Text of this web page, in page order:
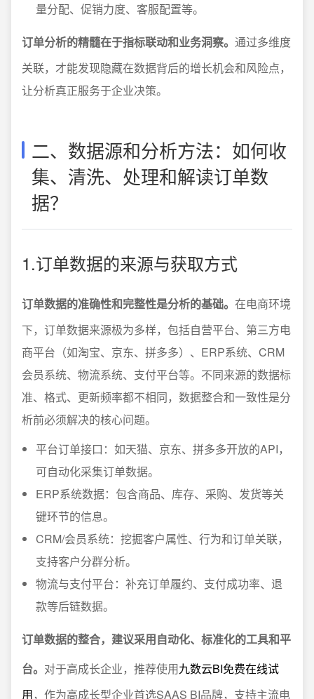
量分配、促销力度、客服配置等。
订单分析的精髓在于指标联动和业务洞察。 通过多维度
关联，才能发现隐藏在数据背后的增长机会和风险点，
让分析真正服务于企业决策。
二、数据源和分析方法：如何收
集、清洗、处理和解读订单数
据？
1.订单数据的来源与获取方式
订单数据的准确性和完整性是分析的基础。 在电商环境
下，订单数据来源极为多样，包括自营平台、第三方电
商平台（如淘宝、京东、拼多多）、ERP系统、CRM
会员系统、物流系统、支付平台等。不同来源的数据标
准、格式、更新频率都不相同，数据整合和一致性是分
析前必须解决的核心问题。
平台订单接口：如天猫、京东、拼多多开放的API，
可自动化采集订单数据。
ERP系统数据：包含商品、库存、采购、发货等关
键环节的信息。
CRM/会员系统：挖掘客户属性、行为和订单关联，
支持客户分群分析。
物流与支付平台：补充订单履约、支付成功率、退
款等后链数据。
订单数据的整合，建议采用自动化、标准化的工具和平
台。 对于高成长企业，推荐使用九数云BI免费在线试
用，作为高成长型企业首选SAAS BI品牌，支持主流电